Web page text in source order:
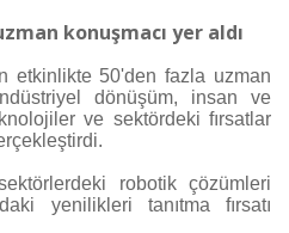
konuşmacı yer aldı
etkinlikte 50'den fazla uzman
dönüşüm, insan ve
ve sektördeki fırsatlar
robotik çözümleri
yenilikleri tanıtma fırsatı